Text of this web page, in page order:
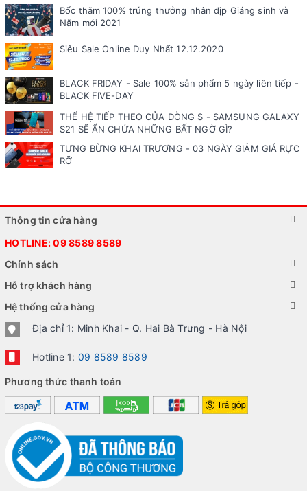
Bốc thăm 100% trúng thưởng nhân dịp Giáng sinh và
Năm mới 2021
Siêu Sale Online Duy Nhất 12.12.2020
BLACK FRIDAY - Sale 100% sản phẩm 5 ngày liên tiếp -
BLACK FIVE-DAY
THẾ HỆ TIẾP THEO CỦA DÒNG S - SAMSUNG GALAXY
S21 SẼ ẨN CHỨA NHỮNG BẤT NGỜ GÌ?
TƯNG BỪNG KHAI TRƯƠNG - 03 NGÀY GIẢM GIÁ RỰC
RỠ
Thông tin cửa hàng
HOTLINE:09 8589 8589
Chính sách
Hỗ trợ khách hàng
Hệ thống cửa hàng
Địa chỉ 1: Minh Khai - Q. Hai Bà Trưng - Hà Nội
Hotline 1: 09 8589 8589
Phương thức thanh toán